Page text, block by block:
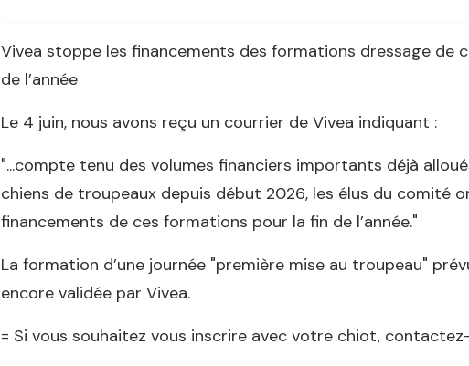
Vivea stoppe les financements des formations dressage de
de l’année
Le 4 juin, nous avons reçu un courrier de Vivea indiquant :
"...compte tenu des volumes financiers importants déjà
chiens de troupeaux depuis début 2026, les élus du comité
financements de ces formations pour la fin de l’année."
La formation d’une journée "première mise au troupeau"
encore validée par Vivea.
= Si vous souhaitez vous inscrire avec votre chiot,